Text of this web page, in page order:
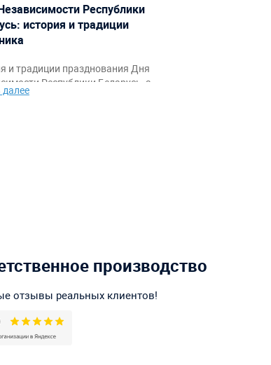
Республики
история и традиции
и традиции празднования Дня
Республики Беларусь, а
тематического оформления
производство
отзывы реальных клиентов!